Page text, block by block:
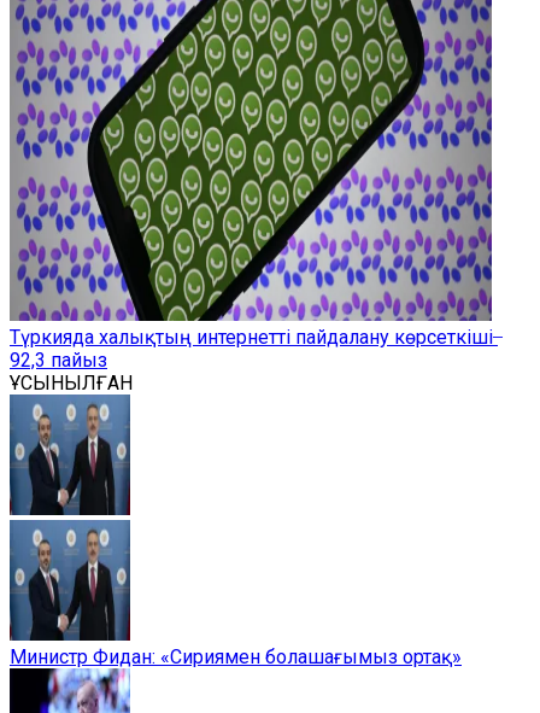
Түркияда халықтың интернетті пайдалану көрсеткіші ̶
92,3 пайыз
ҰСЫНЫЛҒАН
Министр Фидан: «Сириямен болашағымыз ортақ»